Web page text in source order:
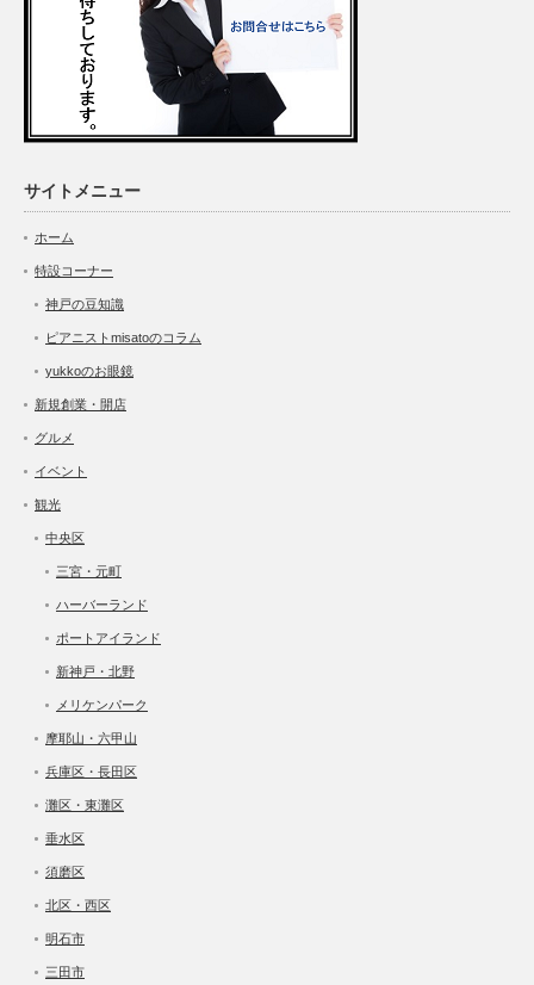
サイトメニュー
ホーム
特設コーナー
神戸の豆知識
ピアニストmisatoのコラム
yukkoのお眼鏡
新規創業・開店
グルメ
イベント
観光
中央区
三宮・元町
ハーバーランド
ポートアイランド
新神戸・北野
メリケンパーク
摩耶山・六甲山
兵庫区・長田区
灘区・東灘区
垂水区
須磨区
北区・西区
明石市
三田市